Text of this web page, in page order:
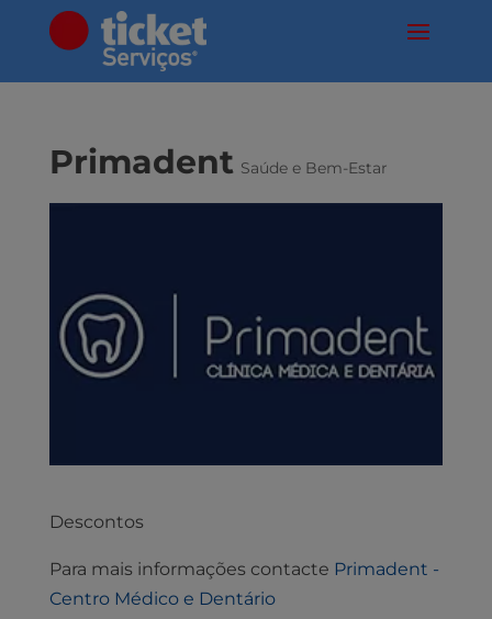
Primadent Saúde e Bem-Estar
Descontos
Para mais informações contacte Primadent -
Centro Médico e Dentário